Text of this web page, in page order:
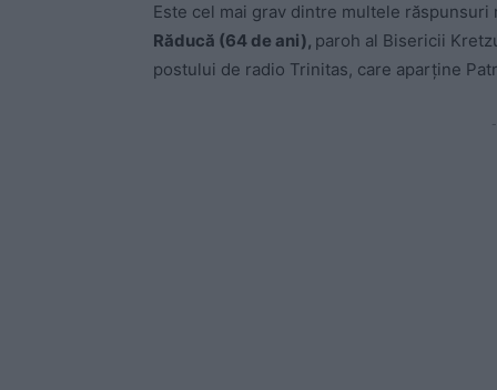
Este cel mai grav dintre multele
Răducă (64 de ani), paroh al Bisericii
postului de radio Trinitas, care aparține